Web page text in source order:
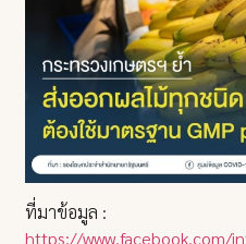
ที่มาข้อมูล :
https://www.facebook.com/